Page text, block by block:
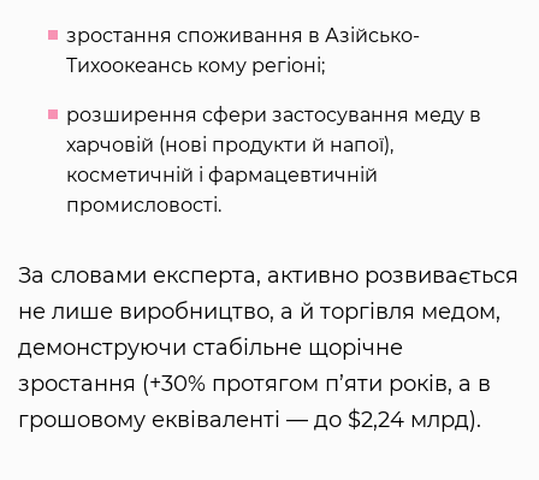
зростання споживання в Азійсько-
Тихоокеансь кому регіоні;
розширення сфери застосування меду в
харчовій (нові продукти й напої),
косметичній і фармацевтичній
промисловості.
За словами експерта, активно розвивається
не лише виробництво, а й торгівля медом,
демонструючи стабільне щорічне
зростання (+30% протягом п’яти років, а в
грошовому еквіваленті — до $2,24 млрд).